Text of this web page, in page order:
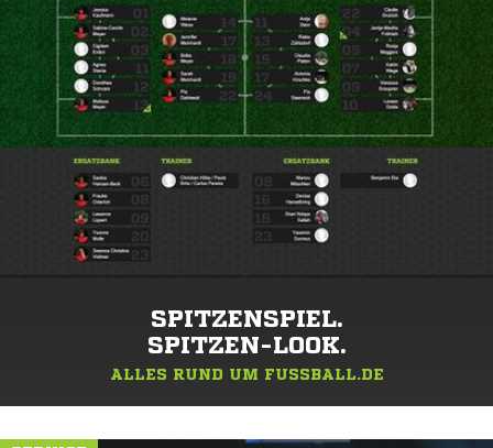
SPITZENSPIEL.
SPITZEN-LOOK.
ALLES RUND UM FUSSBALL.DE